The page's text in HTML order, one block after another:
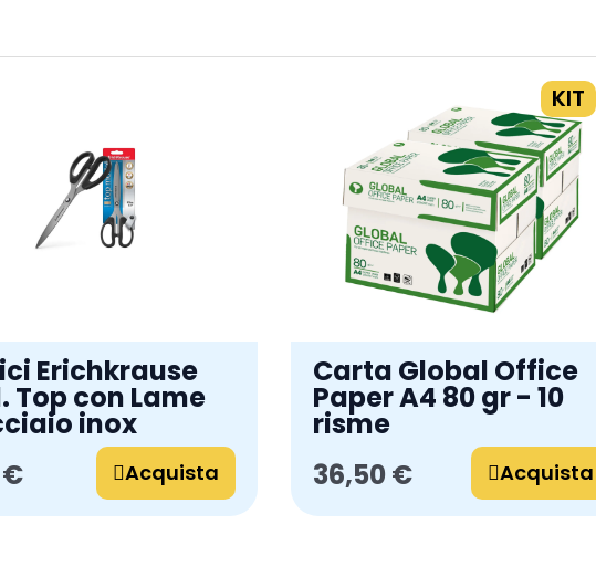
Erichkrause
Top con Lame
inox
Acquista
KIT
Carta Global Office
Paper A4 80 gr - 10
risme
36,50 €
Acquista